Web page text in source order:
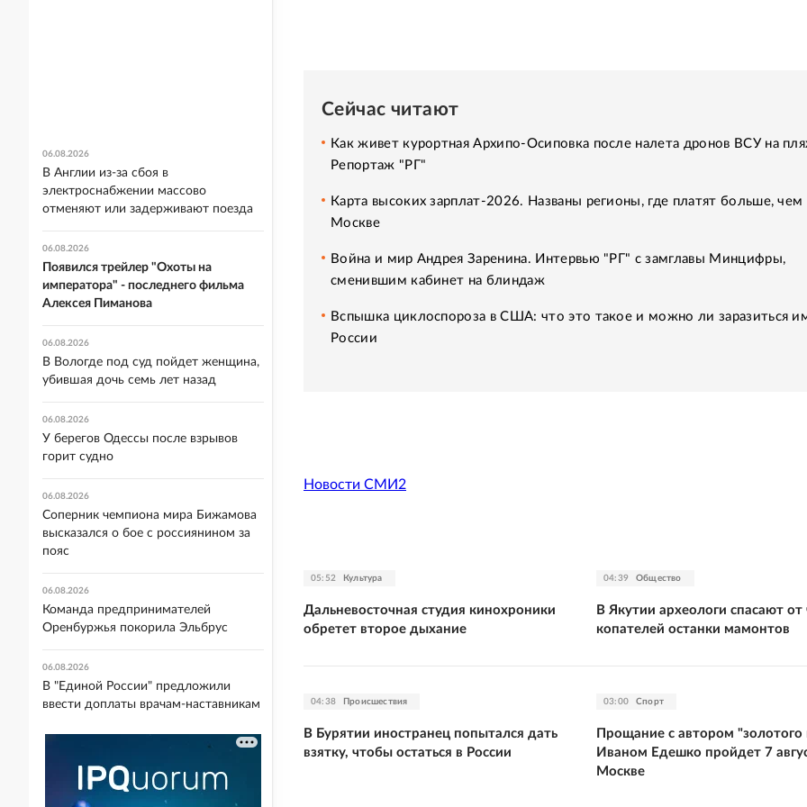
Сейчас читают
Как живет курортная Архипо-Осиповка после налета дронов ВСУ на
Репортаж "РГ"
Карта высоких зарплат-2026. Названы регионы, где платят больше, чем
Москве
Война и мир Андрея Заренина. Интервью "РГ" с замглавы Минцифры,
сменившим кабинет на блиндаж
Вспышка циклоспороза в США: что это такое и можно ли заразиться
России
Новости СМИ2
05:52 Культура
Дальневосточная студия кинохроники
обретет второе дыхание
04:39 Общество
В Якутии археологи спасают
копателей останки мамонтов
04:38 Происшествия
В Бурятии иностранец попытался дать
взятку, чтобы остаться в России
03:00 Спорт
Прощание с автором "золотого
Иваном Едешко пройдет 7
Москве
06.08.2026
В Англии из-за сбоя в
электроснабжении массово
отменяют или задерживают поезда
06.08.2026
Появился трейлер "Охоты на
императора" - последнего фильма
Алексея Пиманова
06.08.2026
В Вологде под суд пойдет женщина,
убившая дочь семь лет назад
06.08.2026
У берегов Одессы после взрывов
горит судно
06.08.2026
Соперник чемпиона мира Бижамова
высказался о бое с россиянином за
пояс
06.08.2026
Команда предпринимателей
Оренбуржья покорила Эльбрус
06.08.2026
В "Единой России" предложили
ввести доплаты врачам-наставникам